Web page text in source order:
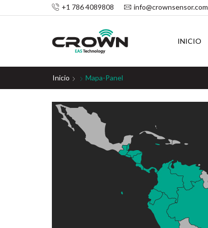
+1 786 4089808 info@crownsensor.com
INICIO
Inicio Mapa-Panel